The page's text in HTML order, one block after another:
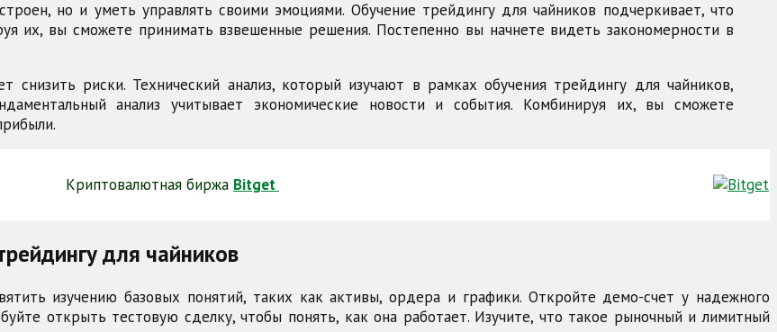
но и уметь управлять своими эмоциями. Обучение трейдингу для чайников подчеркивает, что
их, вы сможете принимать взвешенные решения. Постепенно вы начнете видеть закономерности в
снизить риски. Технический анализ, который изучают в рамках обучения трейдингу для чайников,
анализ учитывает экономические новости и события. Комбинируя их, вы сможете
Криптовалютная биржа Bitget
для чайников
изучению базовых понятий, таких как активы, ордера и графики. Откройте демо-счет у надежного
открыть тестовую сделку, чтобы понять, как она работает. Изучите, что такое рыночный и лимитный